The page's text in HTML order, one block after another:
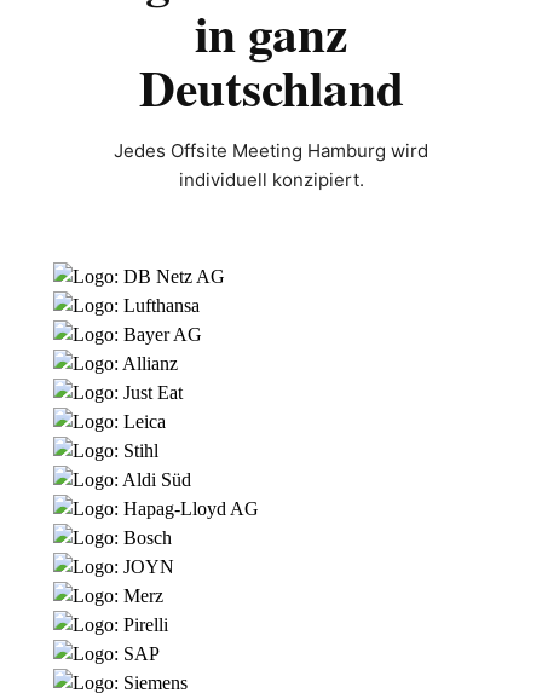
in ganz
Deutschland
Jedes Offsite Meeting Hamburg wird
individuell konzipiert.